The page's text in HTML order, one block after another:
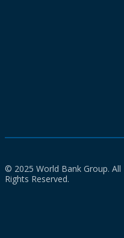
© 2025 World Bank Group. All
Rights Reserved.